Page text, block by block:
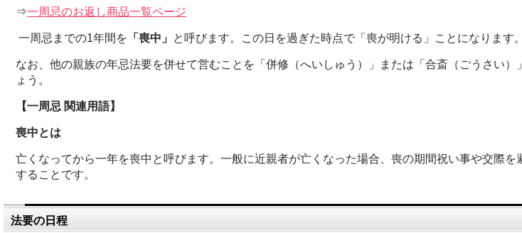
⇒一周忌のお返し商品一覧ページ
一周忌までの1年間を 「喪中」 と呼びます。この日を過ぎた時点で「喪が明ける」ことになります。
なお、他の親族の年忌法要を併せて営むことを「併修（へいしゅう）」または「合斎（ごうさい
ょう。
【一周忌 関連用語】
喪中とは
亡くなってから一年を喪中と呼びます。一般に近親者が亡くなった場合、喪の期間祝い事や交際
することです。
法要の日程